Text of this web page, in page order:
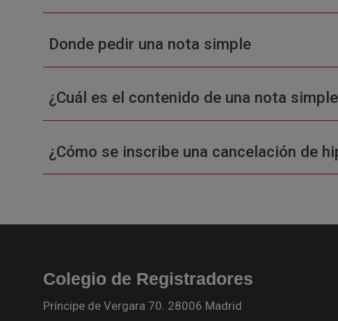
Donde pedir una nota simple
¿Cuál es el contenido de una nota
¿Cómo se inscribe una cancelación de
Colegio de Registradores
Príncipe de Vergara 70. 28006 Madrid